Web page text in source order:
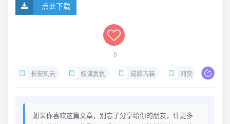
点此下载
0
长安风云 权谋复仇 成毅古装 刘奕君反派
如果你喜欢这篇文章，别忘了分享给你的朋友，让更多